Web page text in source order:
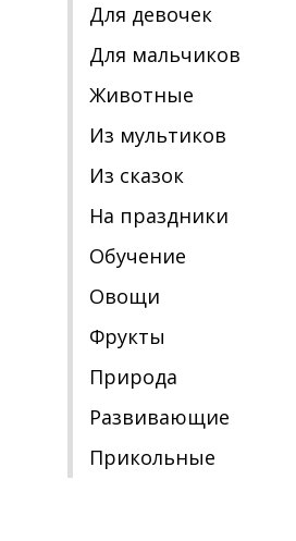
Для девочек
Для мальчиков
Животные
Из мультиков
Из сказок
На праздники
Обучение
Овощи
Фрукты
Природа
Развивающие
Прикольные